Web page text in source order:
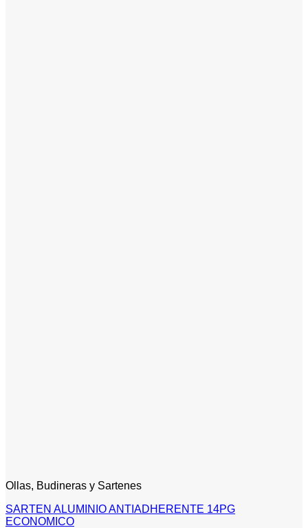
Ollas, Budineras y Sartenes
SARTEN ALUMINIO ANTIADHERENTE 14PG
ECONOMICO